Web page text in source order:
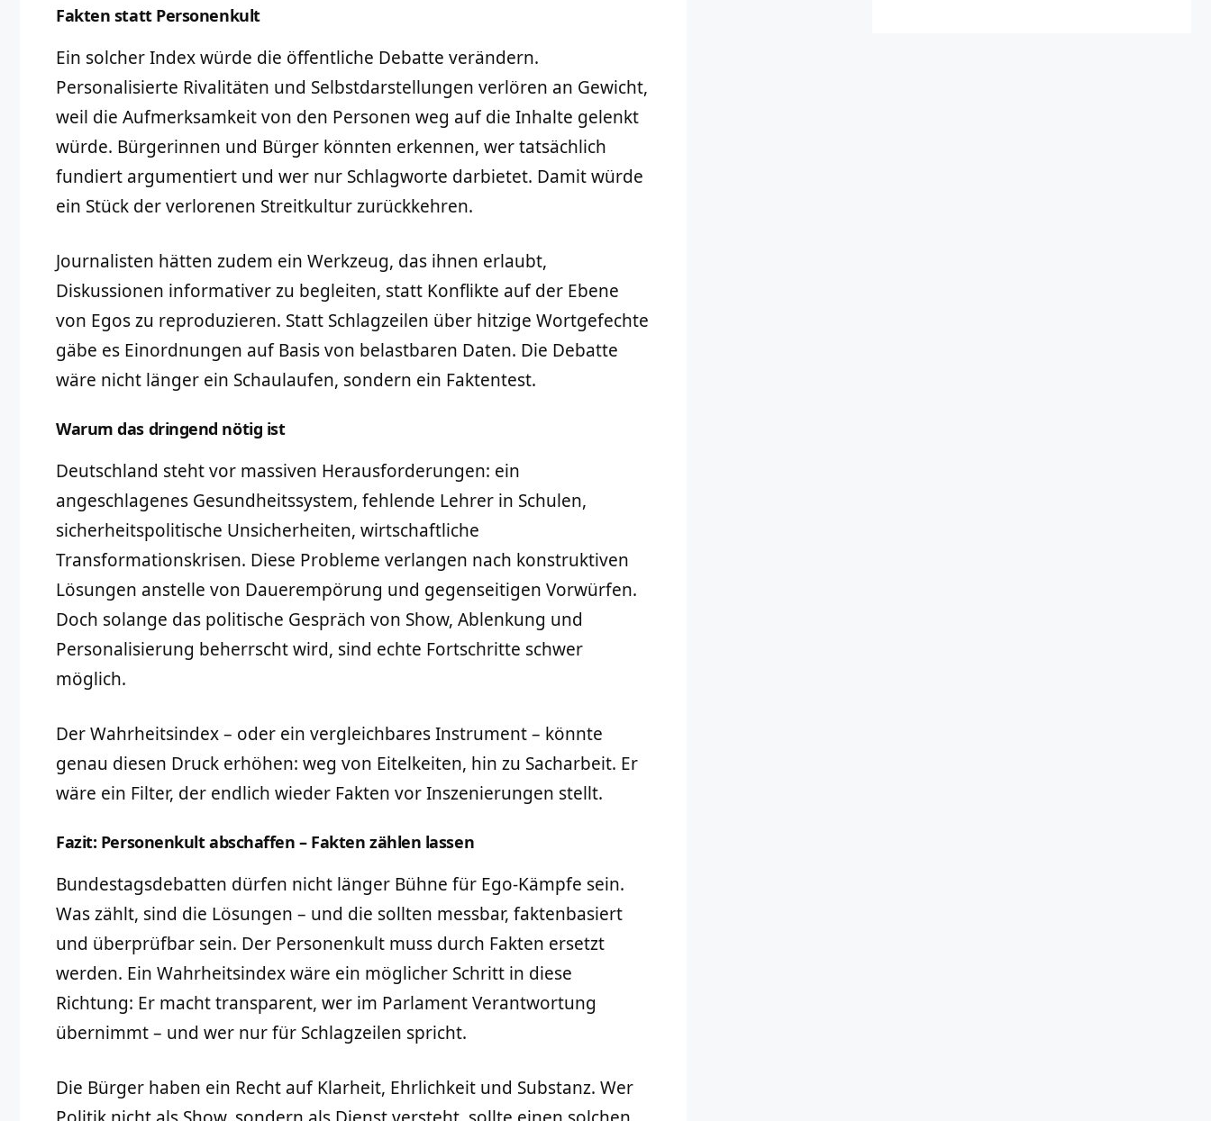
Fakten statt Personenkult
Ein solcher Index würde die öffentliche Debatte verändern.
Personalisierte Rivalitäten und Selbstdarstellungen verlören an Gewicht,
weil die Aufmerksamkeit von den Personen weg auf die Inhalte gelenkt
würde. Bürgerinnen und Bürger könnten erkennen, wer tatsächlich
fundiert argumentiert und wer nur Schlagworte darbietet. Damit würde
ein Stück der verlorenen Streitkultur zurückkehren.
Journalisten hätten zudem ein Werkzeug, das ihnen erlaubt,
Diskussionen informativer zu begleiten, statt Konflikte auf der Ebene
von Egos zu reproduzieren. Statt Schlagzeilen über hitzige Wortgefechte
gäbe es Einordnungen auf Basis von belastbaren Daten. Die Debatte
wäre nicht länger ein Schaulaufen, sondern ein Faktentest.
Warum das dringend nötig ist
Deutschland steht vor massiven Herausforderungen: ein
angeschlagenes Gesundheitssystem, fehlende Lehrer in Schulen,
sicherheitspolitische Unsicherheiten, wirtschaftliche
Transformationskrisen. Diese Probleme verlangen nach konstruktiven
Lösungen anstelle von Dauerempörung und gegenseitigen Vorwürfen.
Doch solange das politische Gespräch von Show, Ablenkung und
Personalisierung beherrscht wird, sind echte Fortschritte schwer
möglich.
Der Wahrheitsindex – oder ein vergleichbares Instrument – könnte
genau diesen Druck erhöhen: weg von Eitelkeiten, hin zu Sacharbeit. Er
wäre ein Filter, der endlich wieder Fakten vor Inszenierungen stellt.
Fazit: Personenkult abschaffen – Fakten zählen lassen
Bundestagsdebatten dürfen nicht länger Bühne für Ego-Kämpfe sein.
Was zählt, sind die Lösungen – und die sollten messbar, faktenbasiert
und überprüfbar sein. Der Personenkult muss durch Fakten ersetzt
werden. Ein Wahrheitsindex wäre ein möglicher Schritt in diese
Richtung: Er macht transparent, wer im Parlament Verantwortung
übernimmt – und wer nur für Schlagzeilen spricht.
Die Bürger haben ein Recht auf Klarheit, Ehrlichkeit und Substanz. Wer